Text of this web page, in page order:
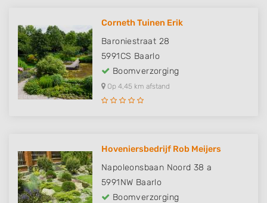
Corneth Tuinen Erik
Baroniestraat 28
5991CS Baarlo
Boomverzorging
Op 4,45 km afstand
Hoveniersbedrijf Rob Meijers
Napoleonsbaan Noord 38 a
5991NW Baarlo
Boomverzorging